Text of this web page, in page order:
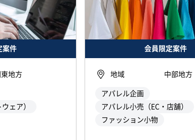
案件
東地方
ェア）
会員限定案件
地域 中部地方
アパレル企画
アパレル小売（EC・店舗）
ファッション小物